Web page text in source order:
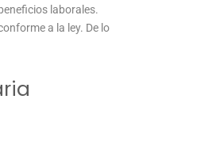
laborales.
a la ley. De lo